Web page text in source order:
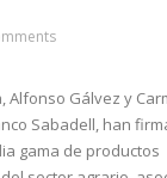
Alfonso Gálvez y
Sabadell, han
gama de productos